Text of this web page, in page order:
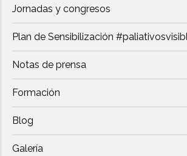
Jornadas y congresos
Plan de Sensibilización
Notas de prensa
Formación
Blog
Galería